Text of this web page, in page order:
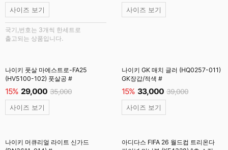
사이즈 보기
국기,번호는 3개씩 한세트로
출고되는 상품입니다.
사이즈 보기
나이키 풋살 마에스트로-FA25
(HV5100-102) 풋살공 #
15% 29,000 35,000
사이즈 보기
나이키 GK 매치 글러 (HQ0257-011)
GK장갑/적색 #
15% 33,000 39,000
사이즈 보기
나이키 머큐리얼 라이트 신가드
아디다스 FIFA 26 월드컵 트리온다